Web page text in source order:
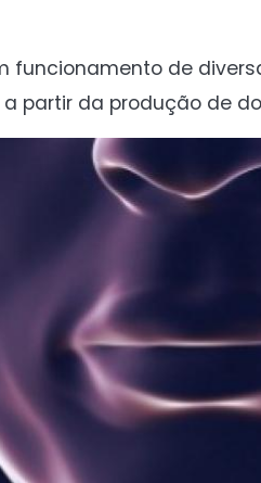
funcionamento de
partir da produção de